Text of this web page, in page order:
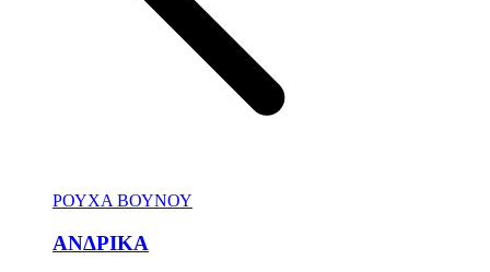
ΡΟΥΧΑ ΒΟΥΝΟΥ
ΑΝΔΡΙΚΑ